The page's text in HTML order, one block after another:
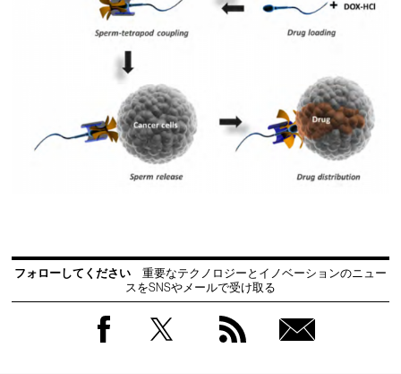
フォローしてください
重要なテクノロジーとイノベーションのニュー
スをSNSやメールで受け取る